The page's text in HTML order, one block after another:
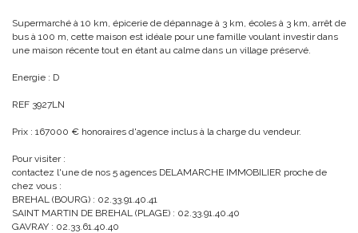
Supermarché à 10 km, épicerie de dépannage à 3 km, écoles à 3 km, arrêt de
bus à 100 m, cette maison est idéale pour une famille voulant investir dans
une maison récente tout en étant au calme dans un village préservé.
Energie : D
REF 3927LN
Prix : 167000 € honoraires d'agence inclus à la charge du vendeur.
Pour visiter :
contactez l'une de nos 5 agences DELAMARCHE IMMOBILIER proche de
chez vous :
BREHAL (BOURG) : 02.33.91.40.41
SAINT MARTIN DE BREHAL (PLAGE) : 02.33.91.40.40
GAVRAY : 02.33.61.40.40